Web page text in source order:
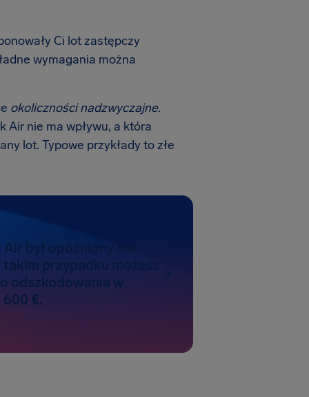
Ci lot zastępczy
wymagania można
okoliczności nadzwyczajne.
nie ma wpływu, a która
lot. Typowe przykłady to złe
był opóźniony lub
przypadku możesz
odszkodowania w
€.